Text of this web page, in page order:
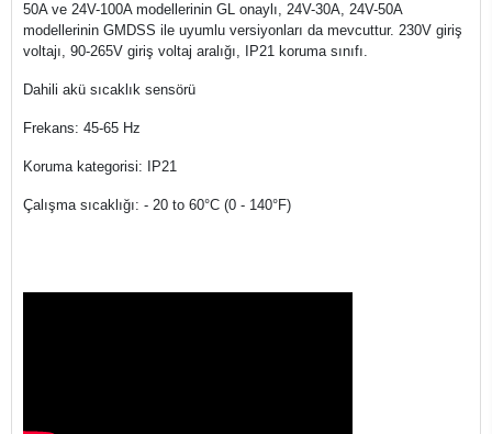
50A ve 24V-100A modellerinin GL onaylı, 24V-30A, 24V-50A
modellerinin GMDSS ile uyumlu versiyonları da mevcuttur. 230V giriş
voltajı, 90-265V giriş voltaj aralığı, IP21 koruma sınıfı.
Dahili akü sıcaklık sensörü
Frekans: 45-65 Hz
Koruma kategorisi: IP21
Çalışma sıcaklığı: - 20 to 60°C (0 - 140°F)